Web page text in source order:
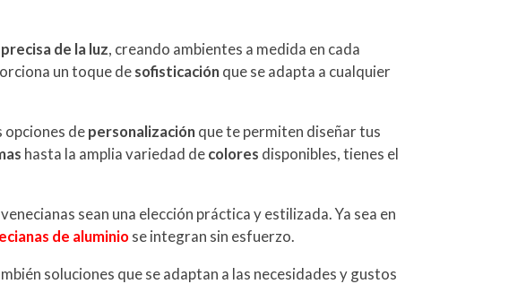
de la luz, creando ambientes a medida en cada
un toque desofisticaciónque se adapta a cualquier
opciones depersonalizaciónque te permiten diseñar tus
hasta la amplia variedad decolores disponibles, tienes el
sean una elección práctica y estilizada. Ya sea en
de aluminiose integran sin esfuerzo.
soluciones que se adaptan a las necesidades y gustos